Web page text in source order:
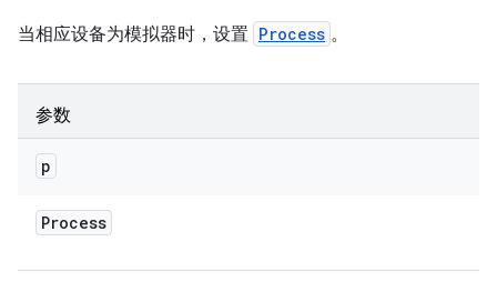
当相应设备为模拟器时，设置 Process 。
参数
p
Process